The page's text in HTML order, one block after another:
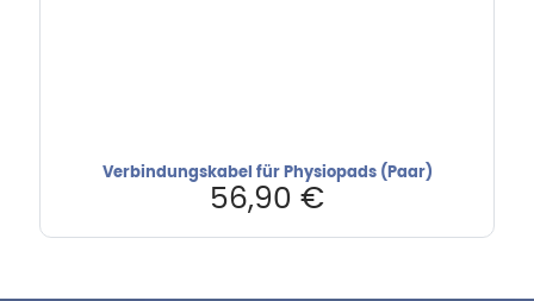
Verbindungskabel für Physiopads (Paar)
56,90 €